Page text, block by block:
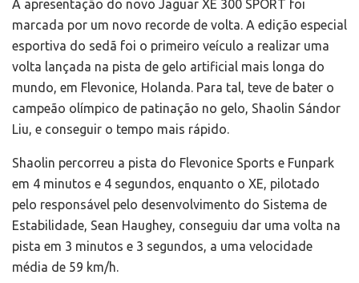
A apresentação do novo Jaguar XE 300 SPORT foi
marcada por um novo recorde de volta. A edição especial
esportiva do sedã foi o primeiro veículo a realizar uma
volta lançada na pista de gelo artificial mais longa do
mundo, em Flevonice, Holanda. Para tal, teve de bater o
campeão olímpico de patinação no gelo, Shaolin Sándor
Liu, e conseguir o tempo mais rápido.
Shaolin percorreu a pista do Flevonice Sports e Funpark
em 4 minutos e 4 segundos, enquanto o XE, pilotado
pelo responsável pelo desenvolvimento do Sistema de
Estabilidade, Sean Haughey, conseguiu dar uma volta na
pista em 3 minutos e 3 segundos, a uma velocidade
média de 59 km/h.